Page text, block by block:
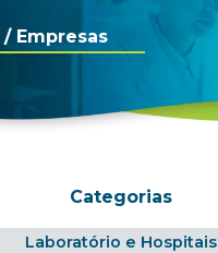
Empresas
Categorias
Laboratório e Hospitais